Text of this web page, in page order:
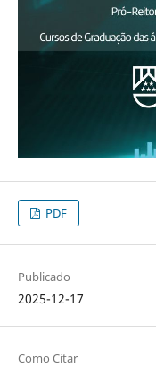
PDF
Publicado
2025-12-17
Como Citar